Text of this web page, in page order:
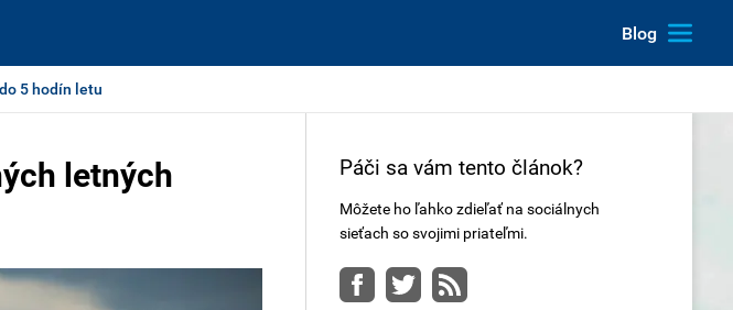
Blog
5 hodín letu
letných
Páči sa vám tento článok?
Môžete ho ľahko zdieľať na sociálnych
sieťach so svojimi priateľmi.
Facebook
Twitter
RSS